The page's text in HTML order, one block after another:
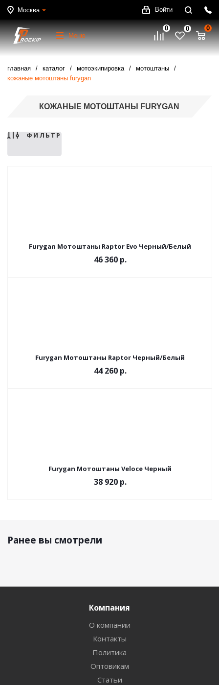
Москва Войти
Меню
0 0 0
главная каталог мотоэкипировка
мотоштаны
кожаные мотоштаны furygan
КОЖАНЫЕ МОТОШТАНЫ FURYGAN
ФИЛЬТР
Furygan Мотоштаны Raptor Evo Черный/Белый
46 360 р.
Furygan Мотоштаны Raptor Черный/Белый
44 260 р.
Furygan Мотоштаны Veloce Черный
38 920 р.
Ранее вы смотрели
Компания
О компании
Контакты
Политика
Оптовикам
Статьи